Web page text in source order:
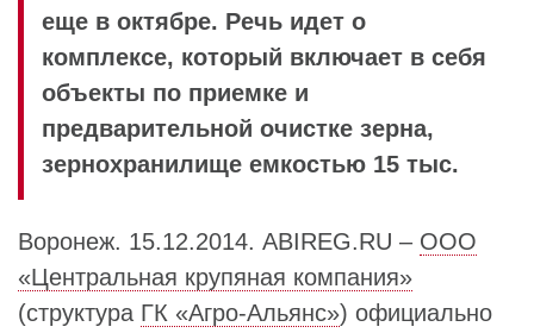
еще в октябре. Речь идет о
комплексе, который включает в себя
объекты по приемке и
предварительной очистке зерна,
зернохранилище емкостью 15 тыс.
Воронеж. 15.12.2014. ABIREG.RU – ООО
«Центральная крупяная компания»
(структура ГК «Агро-Альянс») официально